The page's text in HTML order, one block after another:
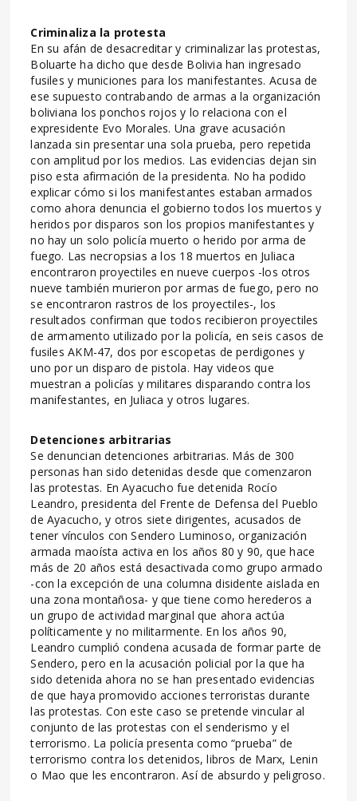
Criminaliza la protesta
En su afán de desacreditar y criminalizar las protestas,
Boluarte ha dicho que desde Bolivia han ingresado
fusiles y municiones para los manifestantes. Acusa de
ese supuesto contrabando de armas a la organización
boliviana los ponchos rojos y lo relaciona con el
expresidente Evo Morales. Una grave acusación
lanzada sin presentar una sola prueba, pero repetida
con amplitud por los medios. Las evidencias dejan sin
piso esta afirmación de la presidenta. No ha podido
explicar cómo si los manifestantes estaban armados
como ahora denuncia el gobierno todos los muertos y
heridos por disparos son los propios manifestantes y
no hay un solo policía muerto o herido por arma de
fuego. Las necropsias a los 18 muertos en Juliaca
encontraron proyectiles en nueve cuerpos -los otros
nueve también murieron por armas de fuego, pero no
se encontraron rastros de los proyectiles-, los
resultados confirman que todos recibieron proyectiles
de armamento utilizado por la policía, en seis casos de
fusiles AKM-47, dos por escopetas de perdigones y
uno por un disparo de pistola. Hay videos que
muestran a policías y militares disparando contra los
manifestantes, en Juliaca y otros lugares.
Detenciones arbitrarias
Se denuncian detenciones arbitrarias. Más de 300
personas han sido detenidas desde que comenzaron
las protestas. En Ayacucho fue detenida Rocío
Leandro, presidenta del Frente de Defensa del Pueblo
de Ayacucho, y otros siete dirigentes, acusados de
tener vínculos con Sendero Luminoso, organización
armada maoísta activa en los años 80 y 90, que hace
más de 20 años está desactivada como grupo armado
-con la excepción de una columna disidente aislada en
una zona montañosa- y que tiene como herederos a
un grupo de actividad marginal que ahora actúa
políticamente y no militarmente. En los años 90,
Leandro cumplió condena acusada de formar parte de
Sendero, pero en la acusación policial por la que ha
sido detenida ahora no se han presentado evidencias
de que haya promovido acciones terroristas durante
las protestas. Con este caso se pretende vincular al
conjunto de las protestas con el senderismo y el
terrorismo. La policía presenta como “prueba” de
terrorismo contra los detenidos, libros de Marx, Lenin
o Mao que les encontraron. Así de absurdo y peligroso.